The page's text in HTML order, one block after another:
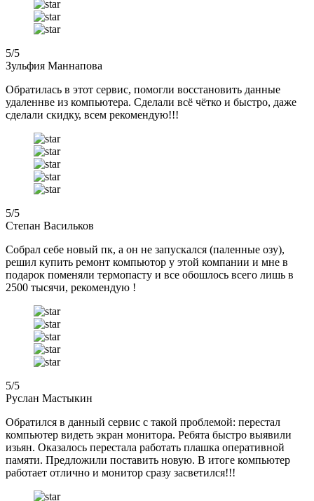
5/5
Зульфия Маннапова
Обратилась в этот сервис, помогли восстановить данные
удаленнве из компьютера. Сделали всё чётко и быстро, даже
сделали скидку, всем рекомендую!!!
5/5
Степан Васильков
Собрал себе новый пк, а он не запускался (паленные озу),
решил купить ремонт компьютор у этой компании и мне в
подарок поменяли термопасту и все обошлось всего лишь в
2500 тысячи, рекомендую !
5/5
Руслан Мастыкин
Обратился в данный сервис с такой проблемой: перестал
компьютер видеть экран монитора. Ребята быстро выявили
изьян. Оказалось перестала работать плашка оперативной
памяти. Предложили поставить новую. В итоге компьютер
работает отлично и монитор сразу засветился!!!